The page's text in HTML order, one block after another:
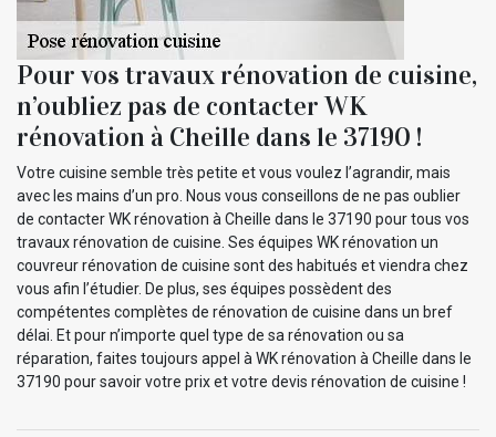
Pour vos travaux rénovation de cuisine,
n’oubliez pas de contacter WK
rénovation à Cheille dans le 37190 !
Votre cuisine semble très petite et vous voulez l’agrandir, mais
avec les mains d’un pro. Nous vous conseillons de ne pas oublier
de contacter WK rénovation à Cheille dans le 37190 pour tous vos
travaux rénovation de cuisine. Ses équipes WK rénovation un
couvreur rénovation de cuisine sont des habitués et viendra chez
vous afin l’étudier. De plus, ses équipes possèdent des
compétentes complètes de rénovation de cuisine dans un bref
délai. Et pour n’importe quel type de sa rénovation ou sa
réparation, faites toujours appel à WK rénovation à Cheille dans le
37190 pour savoir votre prix et votre devis rénovation de cuisine !